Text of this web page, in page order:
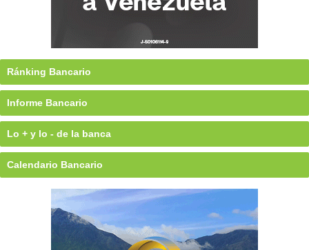
Ránking Bancario
Informe Bancario
Lo + y lo - de la banca
Calendario Bancario